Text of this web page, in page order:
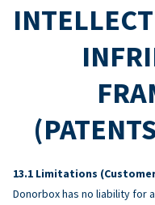
Limitations
Donorbox has no liability for